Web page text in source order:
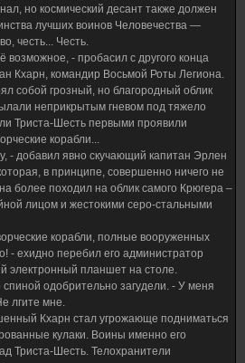
но космический десант также должен
лучших воинов Человечества —
честь... Честь.
- пробасил с другого конца
Кхарн, командир Восьмой Роты Легиона.
собой грозный, но благородный облик
неприкрытым гневом под тяжело
Триста-Шесть первыми проявили
корабли...
- добавил явно скучающий капитан Эрлен
в принципе, совершенно ничего не
более походил на облик самого Крюгера –
лицом и жестокими серо-стальными
корабли, полные вооруженных
- ехидно перебил его администратор
электронный планшет на столе.
спиной одобрительно загудели. - У меня
лгите мне.
Кхарн стал угрожающе подниматься
кулаки. Воины именно его
Триста-Шесть. Телохранители